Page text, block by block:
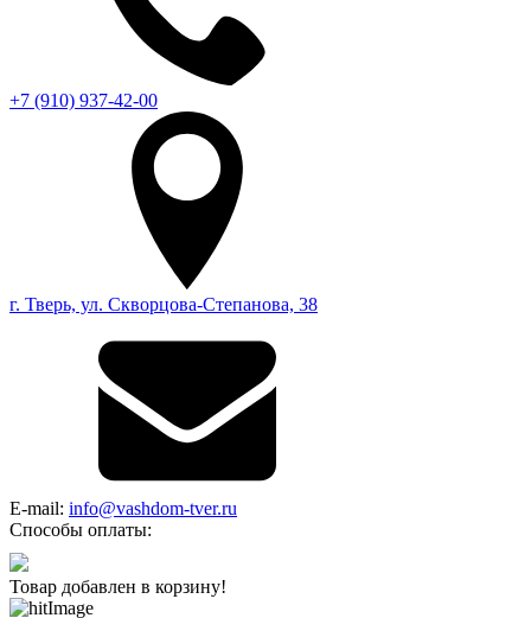
+7 (910) 937-42-00
г. Тверь, ул. Скворцова-Степанова, 38
E-mail: info@vashdom-tver.ru
Способы оплаты:
Товар добавлен в корзину!